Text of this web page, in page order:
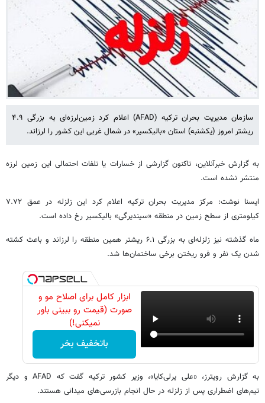
سازمان مدیریت بحران ترکیه (AFAD) اعلام کرد زمین‌لرزه‌ای به بزرگی ۴.۹
ریشتر امروز (یکشنبه) استان «بالیکسیر» در شمال غربی این کشور را لرزاند.
به گزارش خبرآنلاین، تاکنون گزارشی از خسارات یا تلفات احتمالی این زمین لرزه
منتشر نشده است.
ایسنا نوشت: مرکز مدیریت بحران ترکیه اعلام کرد این زلزله در عمق ۷.۷۲
کیلومتری از سطح زمین در منطقه «سیندیرگی» بالیکسیر رخ داده است.
ماه گذشته نیز زلزله‌ای به بزرگی ۶.۱ ریشتر همین منطقه را لرزاند و باعث کشته
شدن یک نفر و فرو ریختن برخی ساختمان‌ها شد.
ابزار کامل برای اصلاح مو و
صورت (قیمت رو ببینی باور
نمیکنی!)
باتخفیف بخر
به گزارش رویترز، «علی یرلی‌کایا»، وزیر کشور ترکیه گفت که AFAD و دیگر
تیم‌های اضطراری پس از زلزله در حال انجام بازرسی‌های میدانی هستند.